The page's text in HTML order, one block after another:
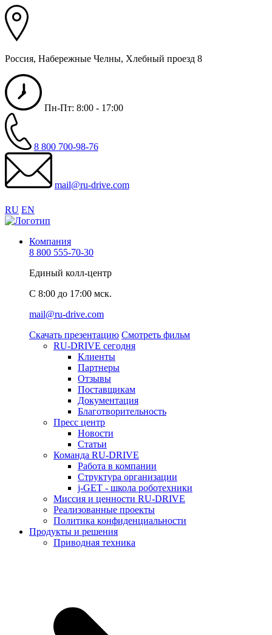
Россия, Набережные Челны, Хлебный проезд 8
Пн-Пт: 8:00 - 17:00
8 800 700-98-76
mail@ru-drive.com
RU EN
Компания
8 800 555-70-30
Единый колл-центр
C 8:00 до 17:00 мск.
mail@ru-drive.com
Скачать презентацию Смотреть фильм
RU-DRIVE сегодня
Клиенты
Партнеры
Отзывы
Поставщикам
Документация
Благотворительность
Пресс центр
Новости
Статьи
Команда RU-DRIVE
Работа в компании
Структура организации
j-GET - школа роботехники
Миссия и ценности RU-DRIVE
Реализованные проекты
Политика конфиденциальности
Продукты и решения
Приводная техника